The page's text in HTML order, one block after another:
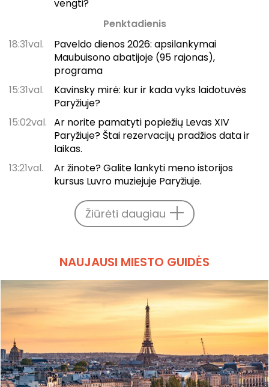
vengti?
Penktadienis
18:31val.
Paveldo dienos 2026: apsilankymai
Maubuisono abatijoje (95 rajonas),
programa
15:31val.
Kavinsky mirė: kur ir kada vyks laidotuvės
Paryžiuje?
15:02val. Ar norite pamatyti popiežių Levas XIV
Paryžiuje? Štai rezervacijų pradžios data ir
laikas.
13:21val.
Ar žinote? Galite lankyti meno istorijos
kursus Luvro muziejuje Paryžiuje.
Žiūrėti daugiau
NAUJAUSI MIESTO GUIDĖS